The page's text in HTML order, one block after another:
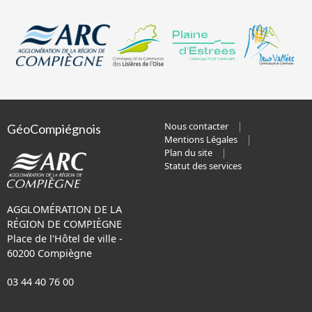
GéoCompiégnois
AGGLOMÉRATION DE LA
RÉGION DE COMPIÈGNE
Place de l'Hôtel de ville -
60200 Compiègne
03 44 40 76 00
Nous contacter
Mentions Légales
Plan du site
Statut des services